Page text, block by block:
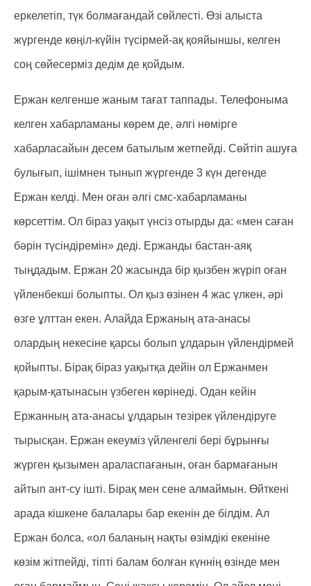
еркелетіп, түк болмағандай сөйлесті. Өзі алыста
жүргенде көңіл-күйін түсірмей-ақ қояйыншы, келген
соң сөйесерміз дедім де қойдым.
Ержан келгенше жаным тағат таппады. Телефоныма
келген хабарламаны көрем де, әлгі нөмірге
хабарласайын десем батылым жетпейді. Сөйтіп ашуға
булығып, ішімнен тынып жүргенде 3 күн дегенде
Ержан келді. Мен оған әлгі смс-хабарламаны
көрсеттім. Ол біраз уақыт үнсіз отырды да: «мен саған
бәрін түсіндіремін» деді. Ержанды бастан-аяқ
тыңдадым. Ержан 20 жасында бір қызбен жүріп оған
үйленбекші болыпты. Ол қыз өзінен 4 жас үлкен, әрі
өзге ұлттан екен. Алайда Ержаның ата-анасы
олардың некесіне қарсы болып ұлдарын үйлендірмей
қойыпты. Бірақ біраз уақытқа дейін ол Ержанмен
қарым-қатынасын үзбеген көрінеді. Одан кейін
Ержанның ата-анасы ұлдарын тезірек үйлендіруге
тырысқан. Ержан екеуміз үйленгелі бері бұрынғы
жүрген қызымен араласпағанын, оған бармағанын
айтып ант-су ішті. Бірақ мен сене алмаймын. Өйткені
арада кішкене балалары бар екенін де білдім. Ал
Ержан болса, «ол баланың нақты өзімдікі екеніне
көзім жітпейді, тіпті балам болған күннің өзінде мен